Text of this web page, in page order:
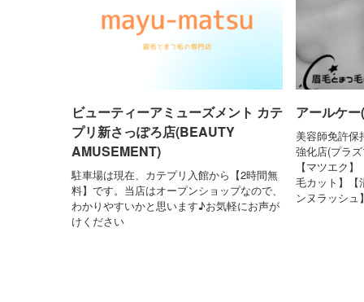
ビューティーアミューズメント カテ
プリ新さっぽろ店(BEAUTY
AMUSEMENT)
駐車場は現在、カテプリ入館から【2時間無
料】です。当店はオープンショップなので、
わかりやすいかと思います♪お気軽にお声が
けください
アールケ
美容師免許
強化店(プラ
【マツエク
毛カット】【
ンヌラッシュ